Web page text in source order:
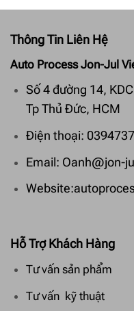
Thông Tin Liên Hệ
Auto Process Jon-Jul
Số 4 đường 14,
Tp Thủ Đức, HCM
Điện thoại:
Email: Oanh@jon-
Hỗ Trợ Khách Hàng
Tư vấn sản phẩm
Tư vấn kỹ thuật